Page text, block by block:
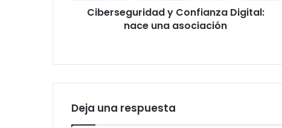
Ciberseguridad y Confianza Digital:
nace una asociación
Deja una respuesta